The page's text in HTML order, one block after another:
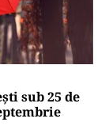
sub 25 de